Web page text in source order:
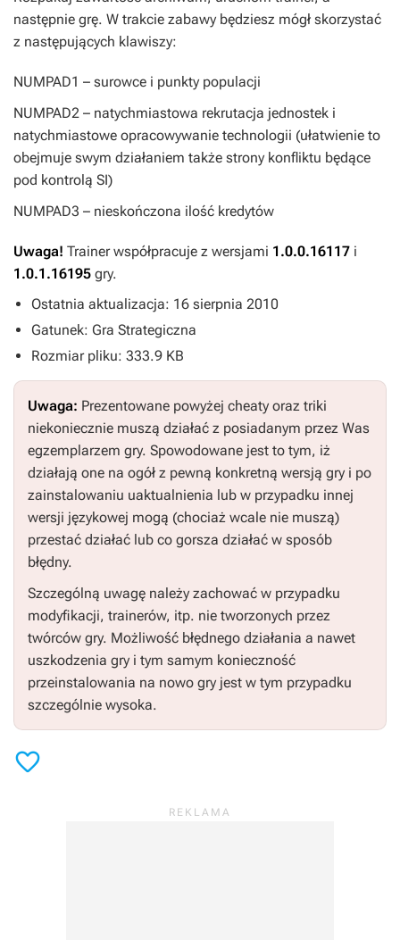
następnie grę. W trakcie zabawy będziesz mógł skorzystać
z następujących klawiszy:
NUMPAD1 – surowce i punkty populacji
NUMPAD2 – natychmiastowa rekrutacja jednostek i
natychmiastowe opracowywanie technologii (ułatwienie to
obejmuje swym działaniem także strony konfliktu będące
pod kontrolą SI)
NUMPAD3 – nieskończona ilość kredytów
Uwaga! Trainer współpracuje z wersjami 1.0.0.16117 i
1.0.1.16195 gry.
Ostatnia aktualizacja: 16 sierpnia 2010
Gatunek: Gra Strategiczna
Rozmiar pliku: 333.9 KB
Uwaga: Prezentowane powyżej cheaty oraz triki
niekoniecznie muszą działać z posiadanym przez Was
egzemplarzem gry. Spowodowane jest to tym, iż
działają one na ogół z pewną konkretną wersją gry i po
zainstalowaniu uaktualnienia lub w przypadku innej
wersji językowej mogą (chociaż wcale nie muszą)
przestać działać lub co gorsza działać w sposób
błędny.
Szczególną uwagę należy zachować w przypadku
modyfikacji, trainerów, itp. nie tworzonych przez
twórców gry. Możliwość błędnego działania a nawet
uszkodzenia gry i tym samym konieczność
przeinstalowania na nowo gry jest w tym przypadku
szczególnie wysoka.
